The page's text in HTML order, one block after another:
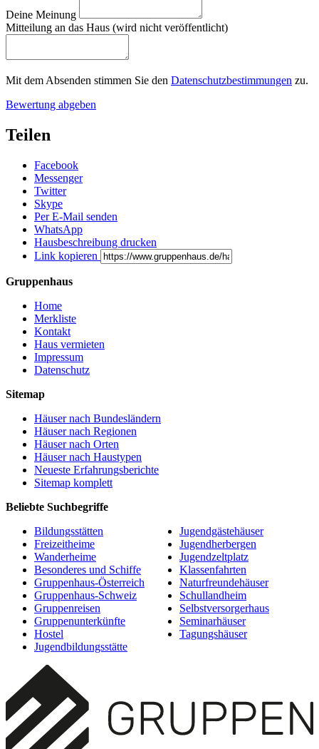
Deine Meinung
Mitteilung an das Haus (wird nicht veröffentlicht)
Mit dem Absenden stimmen Sie den Datenschutzbestimmungen zu.
Bewertung abgeben
Teilen
Facebook
Messenger
Twitter
Skype
Per E-Mail senden
WhatsApp
Hausbeschreibung drucken
Link kopieren
Gruppenhaus
Home
Merkliste
Kontakt
Haus vermieten
Impressum
Datenschutz
Sitemap
Häuser nach Bundesländern
Häuser nach Regionen
Häuser nach Orten
Häuser nach Haustypen
Neueste Erfahrungsberichte
Sitemap komplett
Beliebte Suchbegriffe
Bildungsstätten
Freizeitheime
Wanderheime
Besonderes und Schiffe
Gruppenhaus-Österreich
Gruppenhaus-Schweiz
Gruppenreisen
Gruppenunterkünfte
Hostel
Jugendbildungsstätte
Jugendgästehäuser
Jugendherbergen
Jugendzeltplatz
Klassenfahrten
Naturfreundehäuser
Schullandheim
Selbstversorgerhaus
Seminarhäuser
Tagungshäuser